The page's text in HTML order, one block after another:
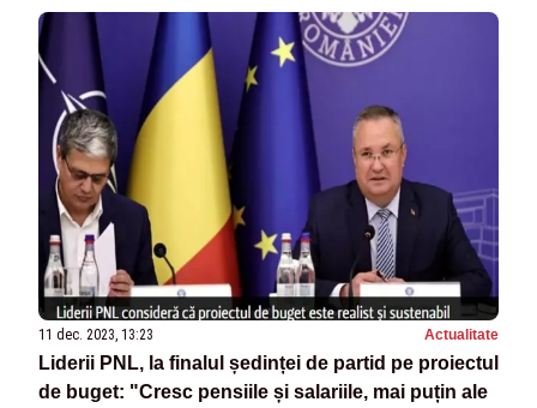
11 dec. 2023, 13:23 Actualitate
Liderii PNL, la finalul ședinței de partid pe proiectul
de buget: "Cresc pensiile și salariile, mai puțin ale